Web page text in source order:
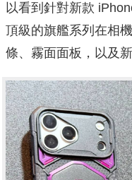
以看到針對新款
頂級的旗艦系列在相
條、霧面面板，以及新